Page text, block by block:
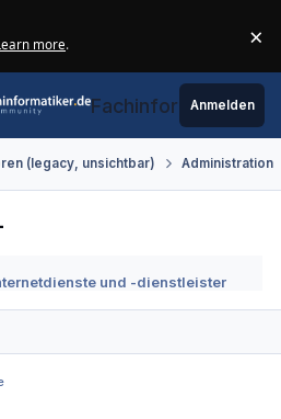
more. ×
Fachinformatiker.de
Anmelden
(legacy, unsichtbar) Administration
und -dienstleister